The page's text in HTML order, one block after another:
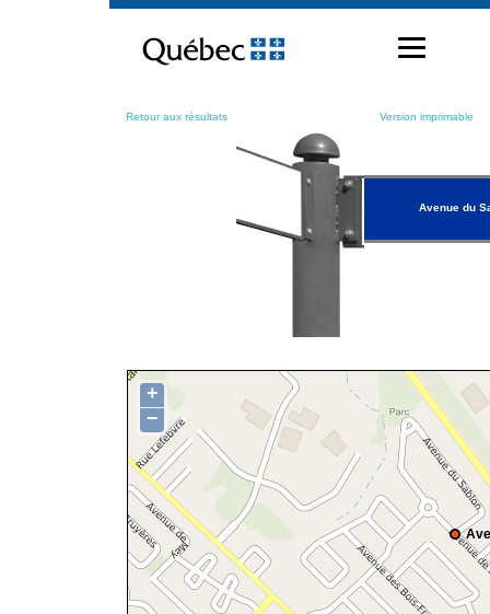
contenu
Retour aux résultats Version imprimable
Avenue du
+
−